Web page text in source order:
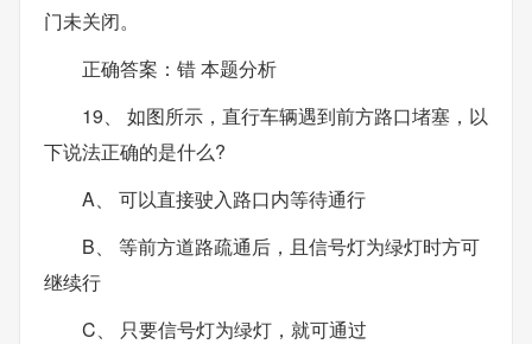
门未关闭。
正确答案：错 本题分析
19、 如图所示，直行车辆遇到前方路口堵塞，以
下说法正确的是什么?
A、 可以直接驶入路口内等待通行
B、 等前方道路疏通后，且信号灯为绿灯时方可
继续行
C、 只要信号灯为绿灯，就可通过